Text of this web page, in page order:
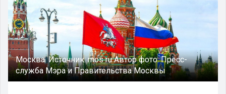
Москва.Источник:mos ruАвтор фото:Пресс-
служба Мэра и Правительства Москвы